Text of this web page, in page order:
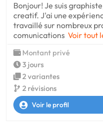
Bonjour! Je suis
creatif. J'ai une
travaillé sur nombreux
comunications Voir tout
Montant privé
3 jours
2 variantes
2 révisions
Voir le profil